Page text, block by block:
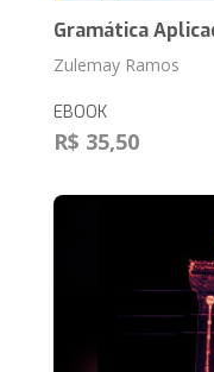
Gramática
Zulemay Ramos
EBOOK
R$ 35,50